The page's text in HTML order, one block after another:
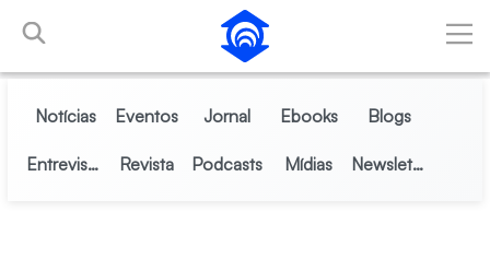
Pular para o Conteúdo principal
Notícias Eventos Jornal Ebooks Blogs
Entrevistas Revista Podcasts Mídias Newsletter